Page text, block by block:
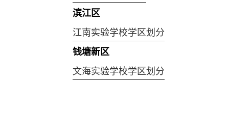
滨江区
江南实验学校学区划分
钱塘新区
文海实验学校学区划分